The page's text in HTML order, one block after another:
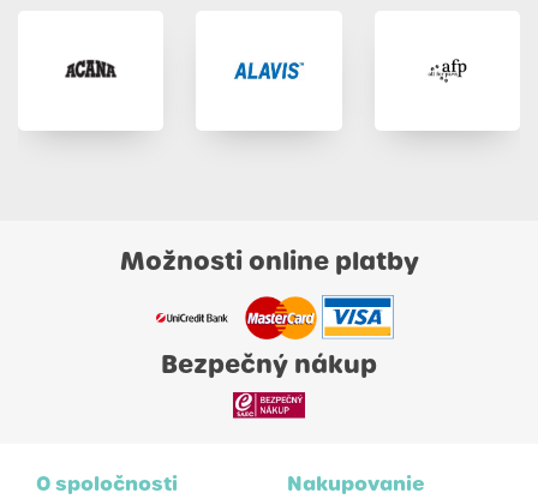
Možnosti online platby
Bezpečný nákup
O spoločnosti
Nakupovanie